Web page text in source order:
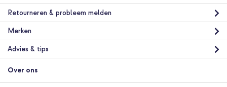
Retourneren & probleem melden
Merken
Advies & tips
Over ons